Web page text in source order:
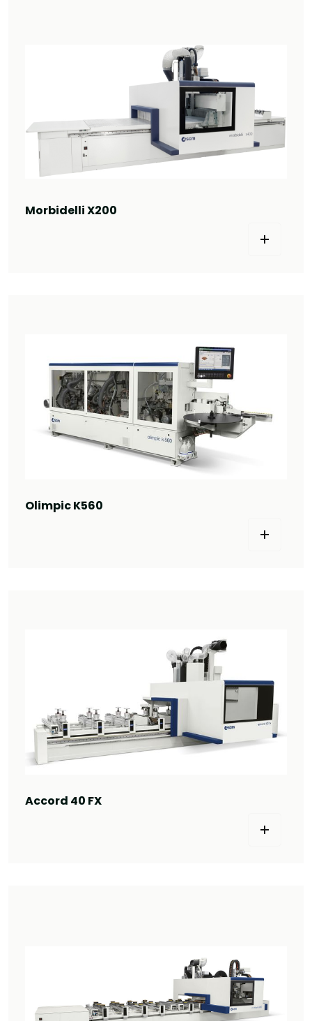
Morbidelli X200
Olimpic K560
Accord 40 FX